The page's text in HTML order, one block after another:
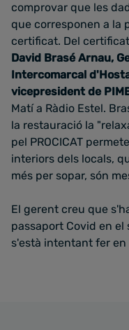
comprovar que les
que corresponen a la
certificat. Del
David Brasé Arnau,
Intercomarcal
vicepresident de
Matí a Ràdio Estel.
la restauració la
pel PROCICAT
interiors dels locals,
més per sopar, són
El gerent creu que
passaport Covid en el
s'està intentant fer